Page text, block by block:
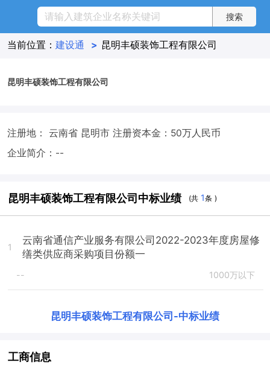
当前位置： 建设通 > 昆明丰硕装饰工程有限公司
昆明丰硕装饰工程有限公司
注册地： 云南省 昆明市 注册资本金：50万人民币
企业简介：--
昆明丰硕装饰工程有限公司中标业绩 (共 1条 )
1
云南省通信产业服务有限公司2022-2023年度房屋修
缮类供应商采购项目份额一
-- 1000万以下
昆明丰硕装饰工程有限公司 -中标业绩
工商信息